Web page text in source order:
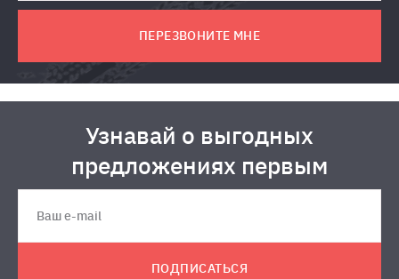
ПЕРЕЗВОНИТЕ МНЕ
Узнавай о выгодных
предложениях первым
ПОДПИСАТЬСЯ